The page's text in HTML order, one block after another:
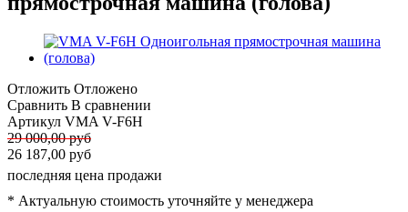
Отложить Отложено
Сравнить В сравнении
Артикул VMA V-F6H
29 000,00 руб
26 187,00 руб
последняя цена продажи
* Актуальную стоимость уточняйте у менеджера